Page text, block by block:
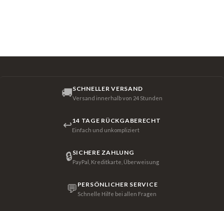
🚚SCHNELLER VERSAND
Versand innerhalb von 24 Stunden
↩14 TAGE RÜCKGABERECHT
Einfach und unkompliziert
🔒SICHERE ZAHLUNG
PayPal, Kreditkarte, Überweisung
💬 PERSÖNLICHER SERVICE
Schnelle Hilfe bei allen Fragen